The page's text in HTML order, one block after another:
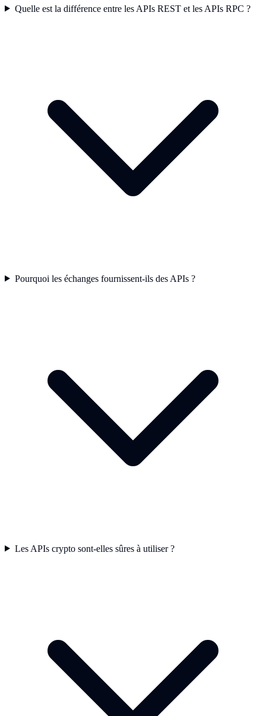
Quelle est la différence entre les APIs REST et les APIs RPC ?
Pourquoi les échanges fournissent-ils des APIs ?
Les APIs crypto sont-elles sûres à utiliser ?